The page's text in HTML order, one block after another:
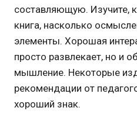
составляющую. Изучите,
книга, насколько
элементы. Хорошая
просто развлекает, но и
мышление. Некоторые
рекомендации от
хороший знак.